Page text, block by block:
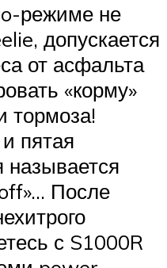
режиме не
допускается
от асфальта
«корму»
тормоза!
пятая
называется
После
с S1000R